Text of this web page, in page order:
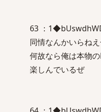
63 ：
同情なんかいらね
何故なら俺は本物
楽しんでいるぜ